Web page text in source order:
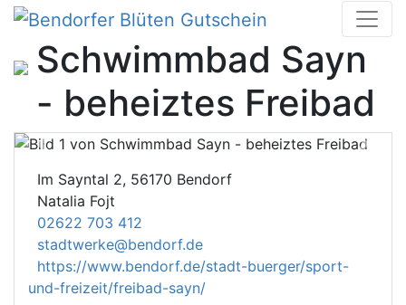
Skip
contentSchwimmbad Sayn
- beheiztes Freibad
Previous
Next
Im Sayntal 2, 56170 Bendorf
Natalia Fojt
02622 703 412
stadtwerke@bendorf.de
https://www.bendorf.de/stadt-buerger/sport-
und-freizeit/freibad-sayn/